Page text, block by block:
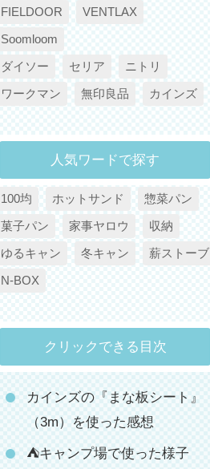
FIELDOOR
VENTLAX
Soomloom
ダイソー
セリア
ニトリ
ワークマン
無印良品 カインズ
人気ワードで探す
100均 ホットサンド
惣菜パン
菓子パン
家事ヤロウ
収納
ゆるキャン
冬キャン
薪ストーブ
N-BOX
クリックできる目次
カインズの『まな板シート』
（3m）を使った感想
⛺️キャンプ場で使った様子